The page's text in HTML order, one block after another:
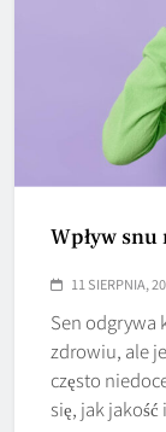
Wpływ
11 SIERPNIA,
Sen odgrywa
zdrowiu, ale
często
się, jak